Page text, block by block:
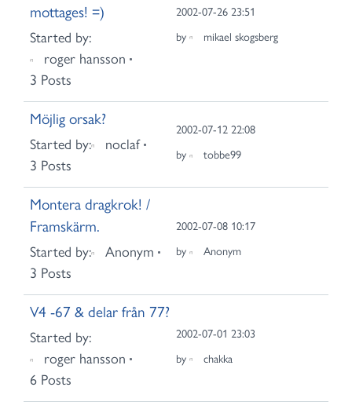
mottages! =)
Started by:
roger hansson
3 Posts
2002-07-26 23:51
by
mikael skogsberg
Möjlig orsak?
Started by:
noclaf
3 Posts
2002-07-12 22:08
by
tobbe99
Montera dragkrok! /
Framskärm.
Started by:
Anonym
3 Posts
2002-07-08 10:17
by
Anonym
V4 -67 & delar från 77?
Started by:
roger hansson
6 Posts
2002-07-01 23:03
by
chakka